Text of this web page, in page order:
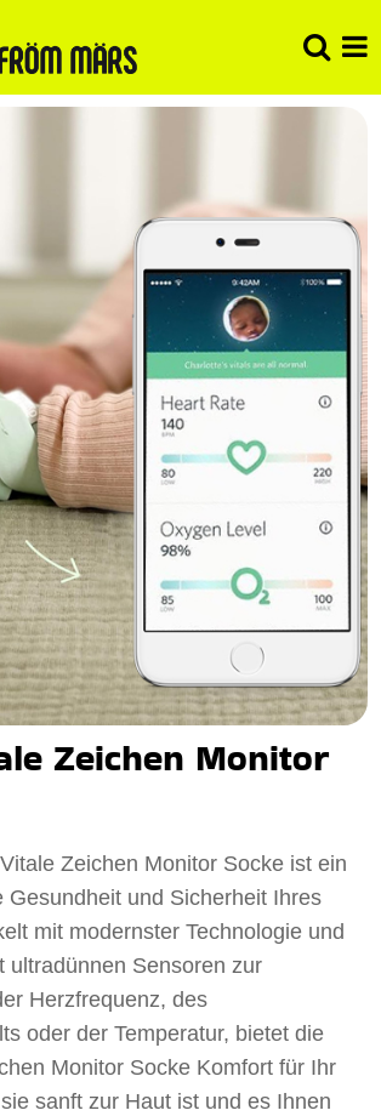
Zeichen Monitor
Zeichen Monitor Socke ist ein
Gesundheit und Sicherheit Ihres
mit modernster Technologie und
ultradünnen Sensoren zur
Herzfrequenz, des
oder der Temperatur, bietet die
Monitor Socke Komfort für Ihr
sanft zur Haut ist und es Ihnen